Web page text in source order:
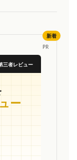
PR
新着